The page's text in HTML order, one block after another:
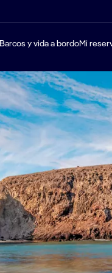
Barcos y vida a bordoMi